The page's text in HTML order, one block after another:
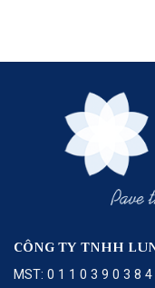
CÔNG TY TNHH
MST: 0 1 1 0 3 9 0 3 8 4